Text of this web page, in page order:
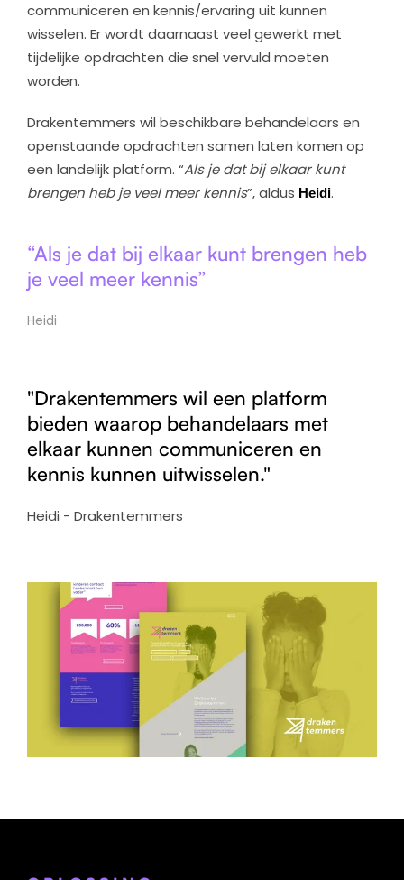
communiceren en kennis/ervaring uit kunnen
wisselen. Er wordt daarnaast veel gewerkt met
tijdelijke opdrachten die snel vervuld moeten
worden.
Drakentemmers wil beschikbare behandelaars en
openstaande opdrachten samen laten komen op
een landelijk platform. “Als je dat bij elkaar kunt
brengen heb je veel meer kennis”, aldus Heidi.
“Als je dat bij elkaar kunt brengen heb
je veel meer kennis”
Heidi
"Drakentemmers wil een platform
bieden waarop behandelaars met
elkaar kunnen communiceren en
kennis kunnen uitwisselen."
Heidi - Drakentemmers